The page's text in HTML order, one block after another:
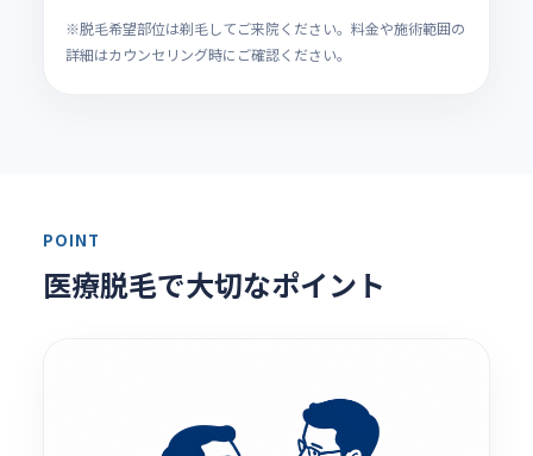
※脱毛希望部位は剃毛してご来院ください。料金や施術範囲の
詳細はカウンセリング時にご確認ください。
POINT
医療脱毛で大切なポイント